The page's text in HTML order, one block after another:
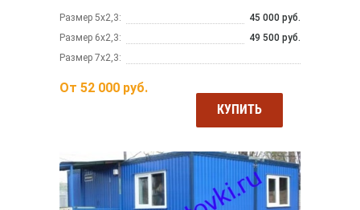
Размер 5х2,3:
45 000 руб.
Размер 6х2,3:
49 500 руб.
Размер 7х2,3:
От 52 000 руб.
КУПИТЬ